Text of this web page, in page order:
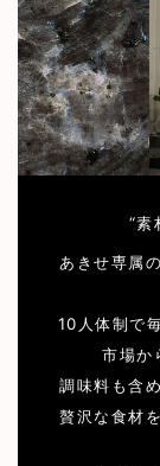
“素
あきせ専属
10人体制で
市場か
調味料も含
贅沢な食材